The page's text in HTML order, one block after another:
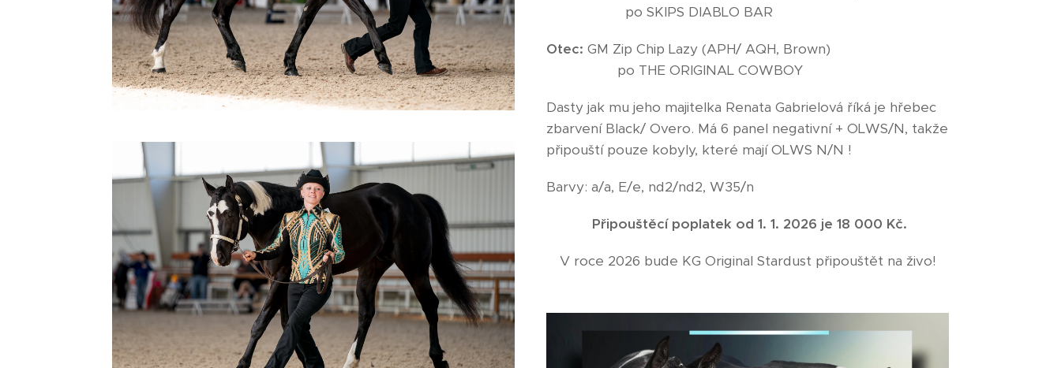
po SKIPS DIABLO BAR
Otec: GM Zip Chip Lazy (APH/ AQH, Brown)
po THE ORIGINAL COWBOY
Dasty jak mu jeho majitelka Renata Gabrielová říká je hřebec
zbarvení Black/ Overo. Má 6 panel negativní + OLWS/N, takže
připouští pouze kobyly, které mají OLWS N/N !
Barvy: a/a, E/e, nd2/nd2, W35/n
Připouštěcí poplatek od 1. 1. 2026 je 18 000 Kč.
V roce 2026 bude KG Original Stardust připouštět na živo!